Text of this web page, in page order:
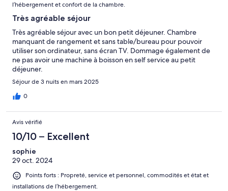
l’hébergement et confort de la chambre.
Très agréable séjour
Très agréable séjour avec un bon petit déjeuner. Chambre
manquant de rangement et sans table/bureau pour pouvoir
utiliser son ordinateur, sans écran TV. Dommage également de
ne pas avoir une machine à boisson en self service au petit
déjeuner.
Séjour de 3 nuits en mars 2025
0
Avis vérifié
10/10 – Excellent
sophie
29 oct. 2024
Points forts : Propreté, service et personnel, commodités et état et
installations de l’hébergement.